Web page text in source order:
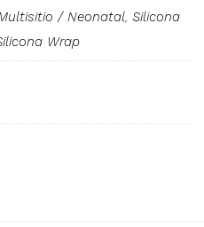
/ Neonatal, Silicona
Wrap